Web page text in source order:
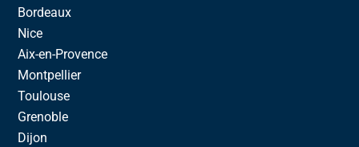
Bordeaux
Nice
Aix-en-Provence
Montpellier
Toulouse
Grenoble
Dijon